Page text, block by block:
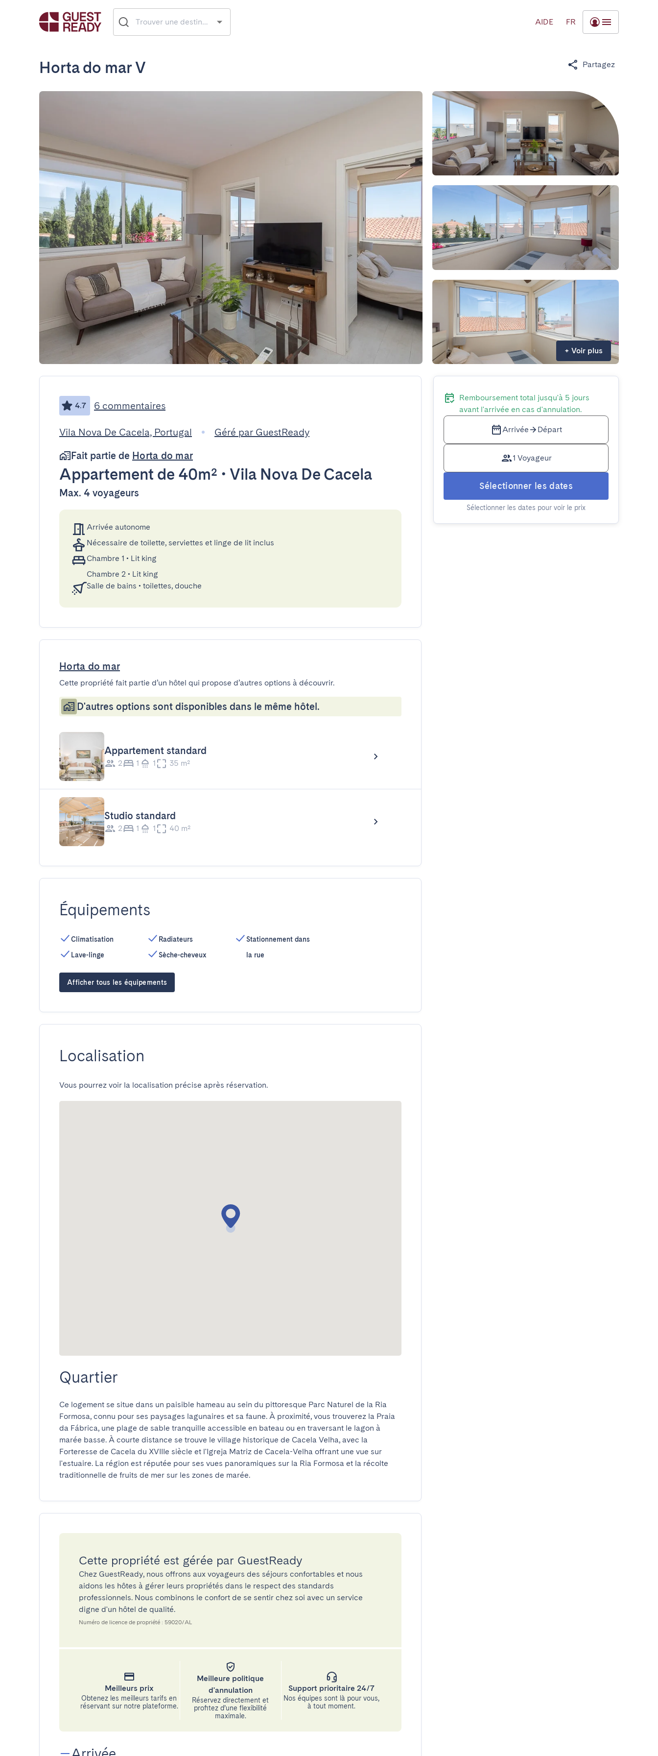
AIDE FR
Horta do mar V Partagez
+ Voir plus
4.7 6 commentaires
Vila Nova De Cacela, Portugal
Géré par GuestReady
Fait partie de Horta do mar
Appartement de 40m² • Vila Nova De Cacela
Max. 4 voyageurs
Arrivée autonome
Nécessaire de toilette, serviettes et linge de lit inclus
Chambre 1 • Lit king
Chambre 2 • Lit king
Salle de bains • toilettes, douche
Horta do mar
Cette propriété fait partie d’un hôtel qui propose d’autres options à découvrir.
D'autres options sont disponibles dans le même hôtel.
Appartement standard
2 1 1 35 m²
Studio standard
2 1 1 40 m²
Équipements
Climatisation
Lave-linge
Radiateurs
Sèche-cheveux
Stationnement dans
la rue
Afficher tous les équipements
Localisation
Vous pourrez voir la localisation précise après réservation.
Quartier
Ce logement se situe dans un paisible hameau au sein du pittoresque Parc Naturel de la Ria
Formosa, connu pour ses paysages lagunaires et sa faune. À proximité, vous trouverez la Praia
da Fábrica, une plage de sable tranquille accessible en bateau ou en traversant le lagon à
marée basse. À courte distance se trouve le village historique de Cacela Velha, avec la
Forteresse de Cacela du XVIIIe siècle et l'Igreja Matriz de Cacela-Velha offrant une vue sur
l'estuaire. La région est réputée pour ses vues panoramiques sur la Ria Formosa et la récolte
traditionnelle de fruits de mer sur les zones de marée.
Cette propriété est gérée par GuestReady
Chez GuestReady, nous offrons aux voyageurs des séjours confortables et nous
aidons les hôtes à gérer leurs propriétés dans le respect des standards
professionnels. Nous combinons le confort de se sentir chez soi avec un service
digne d'un hôtel de qualité.
Numéro de licence de propriété : 59020/AL
Meilleurs prix
Obtenez les meilleurs tarifs en
réservant sur notre plateforme.
Meilleure politique
d'annulation
Réservez directement et
profitez d’une flexibilité
maximale.
Support prioritaire 24/7
Nos équipes sont là pour vous,
à tout moment.
Remboursement total jusqu'à 5 jours
avant l'arrivée en cas d'annulation.
Arrivée Départ
1 Voyageur
Sélectionner les dates
Sélectionner les dates pour voir le prix